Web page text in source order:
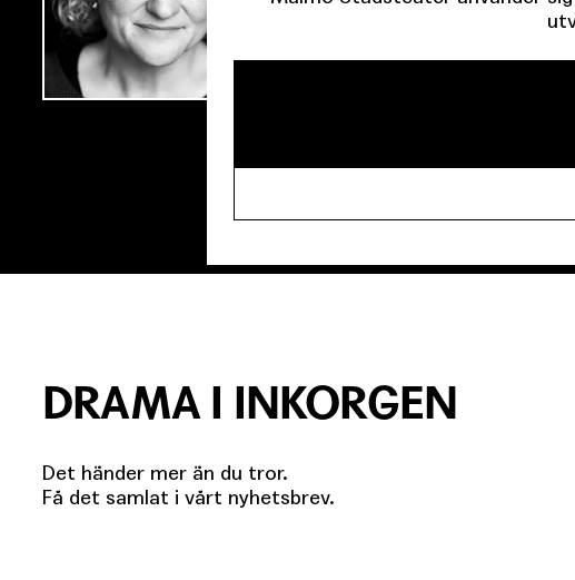
TILLBAKA TILL
DRAMA I INKORGEN
Det händer mer än du tror.
Få det samlat i vårt nyhetsbrev.